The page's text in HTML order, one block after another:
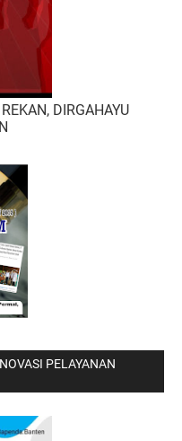
DIRGAHAYU
PELAYANAN